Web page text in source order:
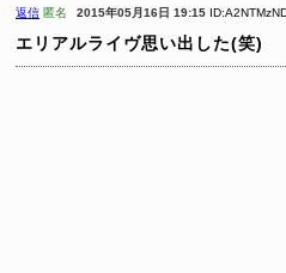
返信 匿名 2015年05月16日 19:15
エリアルライヴ思い出した(笑)